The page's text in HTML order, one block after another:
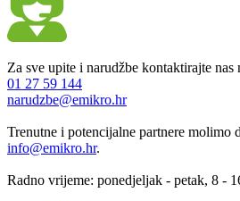
Za sve upite i narudžbe kontaktirajte nas
01 27 59 144
narudzbe@emikro.hr
Trenutne i potencijalne partnere molimo
info@emikro.hr.
Radno vrijeme: ponedjeljak - petak, 8 -